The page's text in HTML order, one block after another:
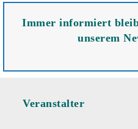
Immer informiert
unserem
Veranstalter